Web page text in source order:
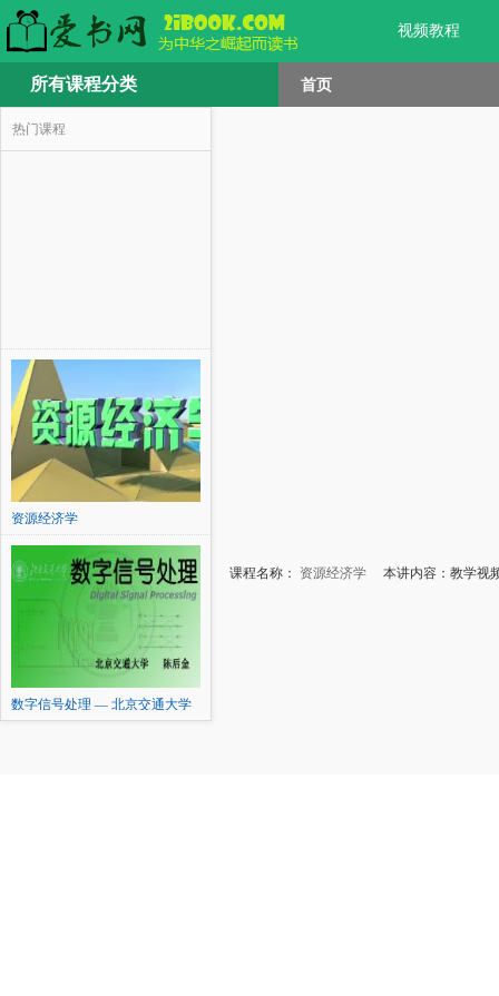
视频教程
所有课程分类 首页
热门课程
资源经济学
数字信号处理 — 北京交通大学
课程名称： 资源经济学 本讲内容：教学视